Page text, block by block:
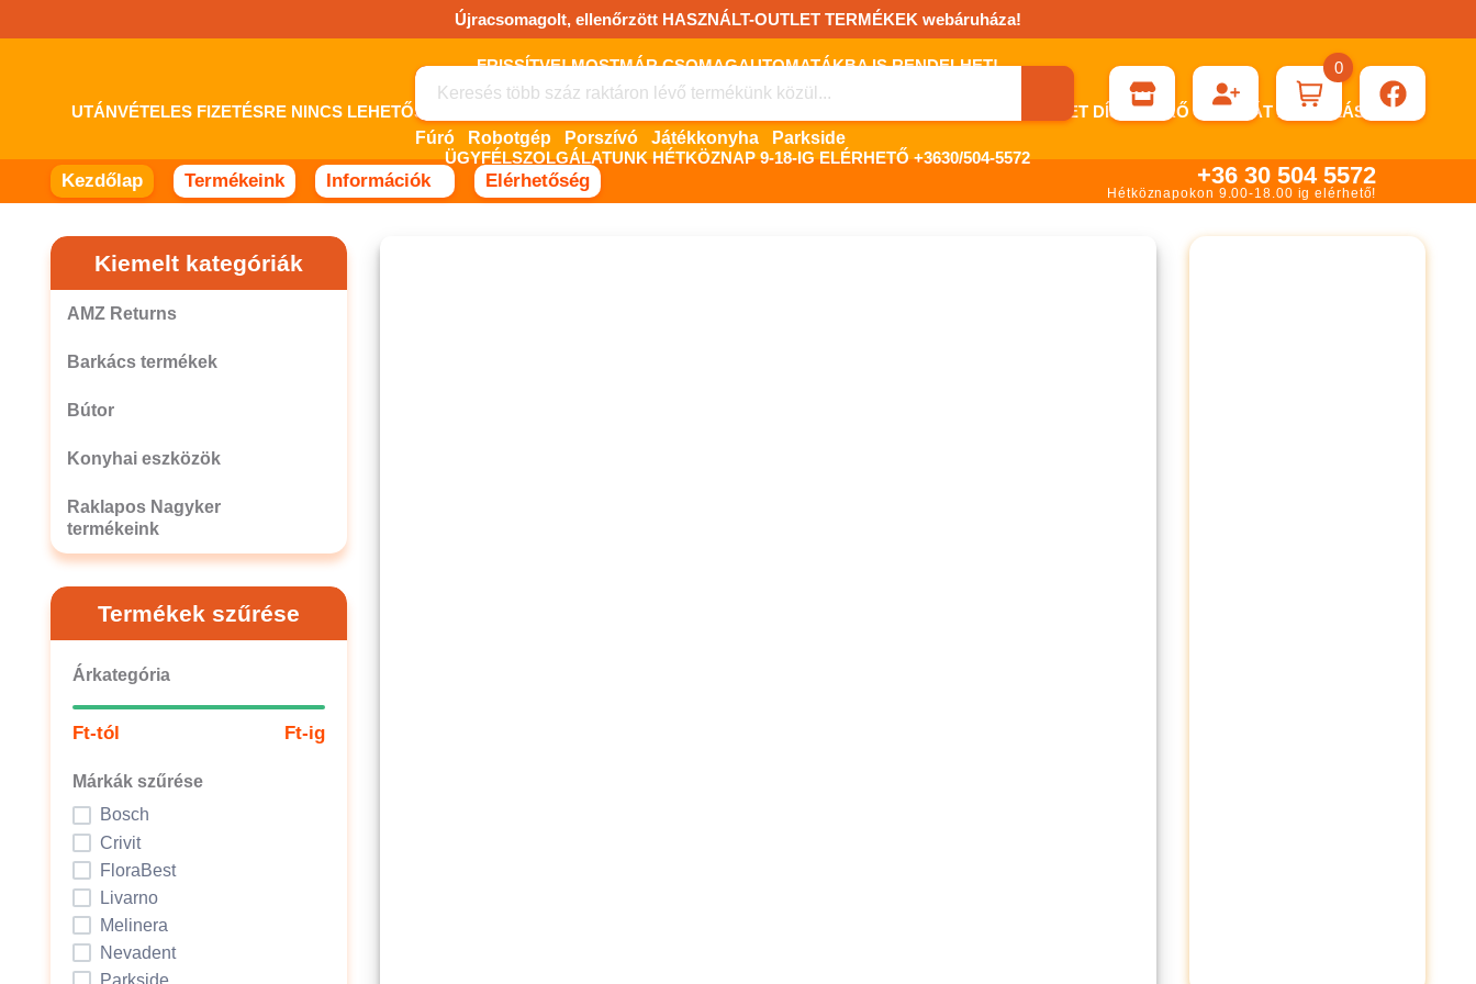
a
Újracsomagolt, ellenőrzött HASZNÁLT-OUTLET TERMÉKEK webáruháza!
FRISSÍTVE! MOSTMÁR CSOMAGAUTOMATÁKBA IS RENDELHET!
UTÁNVÉTELES FIZETÉSRE NINCS LEHETŐSÉG! FIZETNI ONLINE BANKKÁRTYÁVAL LEHETSÉGES, SZÜKSÉG ESETÉN KÉRHET DÍJBEKÉRŐ SZÁMLÁT ÁTUTALÁSHOZ.
ÜGYFÉLSZOLGÁLATUNK HÉTKÖZNAP 9-18-IG ELÉRHETŐ +3630/504-5572
Fúró Robotgép Porszívó Játékkonyha Parkside
0
Kezdőlap Termékeink Információk Elérhetőség +36 30 504 5572
Hétköznapokon 9.00-18.00 ig elérhető!
Kiemelt kategóriák
AMZ Returns
Barkács termékek
Bútor
Konyhai eszközök
Raklapos Nagyker
termékeink
Termékek szűrése
Árkategória
Ft-tól Ft-ig
Márkák szűrése
Bosch
Crivit
FloraBest
Livarno
Melinera
Nevadent